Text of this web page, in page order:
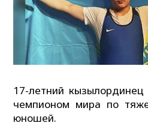
17-летний кызылординец
чемпионом мира по
юношей.